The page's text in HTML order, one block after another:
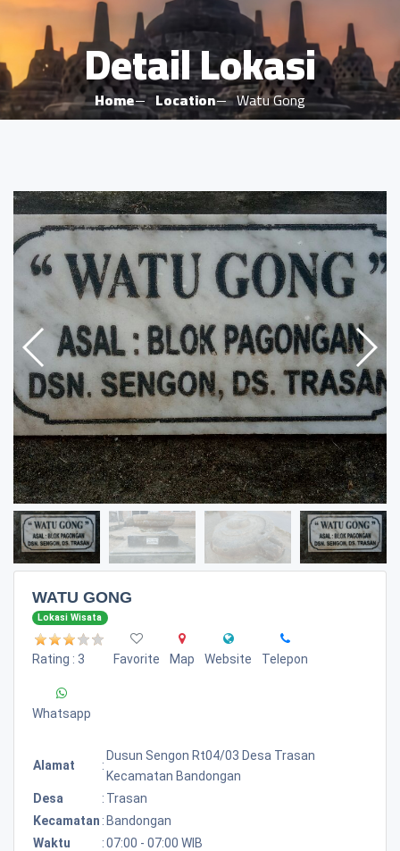
Detail Lokasi
Home Location Watu Gong
WATU GONG
Lokasi Wisata
Rating : 3 Favorite Map Website Telepon
Whatsapp
Alamat :
Dusun Sengon Rt04/03 Desa Trasan
Kecamatan Bandongan
Desa
: Trasan
Kecamatan : Bandongan
Waktu
:07:00 - 07:00 WIB